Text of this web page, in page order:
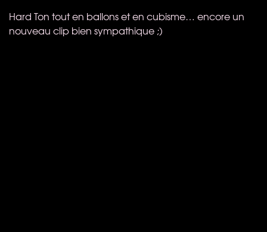
Hard Ton tout en ballons et en cubisme… encore un
nouveau clip bien sympathique ;)